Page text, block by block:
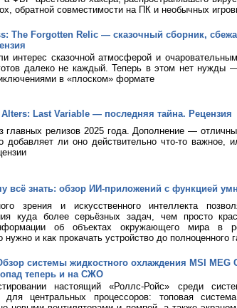
обратной совместимости на ПК и необычных
The Forgotten Relic — сказочный сборник,
интерес сказочной атмосферой и
далеко не каждый. Теперь в этом нет нужды
в «плоском» формате
Alters: Last Variable — последняя тайна. Рецензия
главных релизов 2025 года. Дополнение —
добавляет ли оно действительно что-то важное,
всё знать: обзор ИИ-приложений с функцией
зрения и искусственного интеллекта
куда более серьёзных задач, чем просто
об объектах окружающего мира в
и как прокачать устройство до полноценного
системы жидкостного охлаждения MSI MEG
теперь и на СЖО
настоящий «Роллс-Ройс» среди
для центральных процессоров: топовая